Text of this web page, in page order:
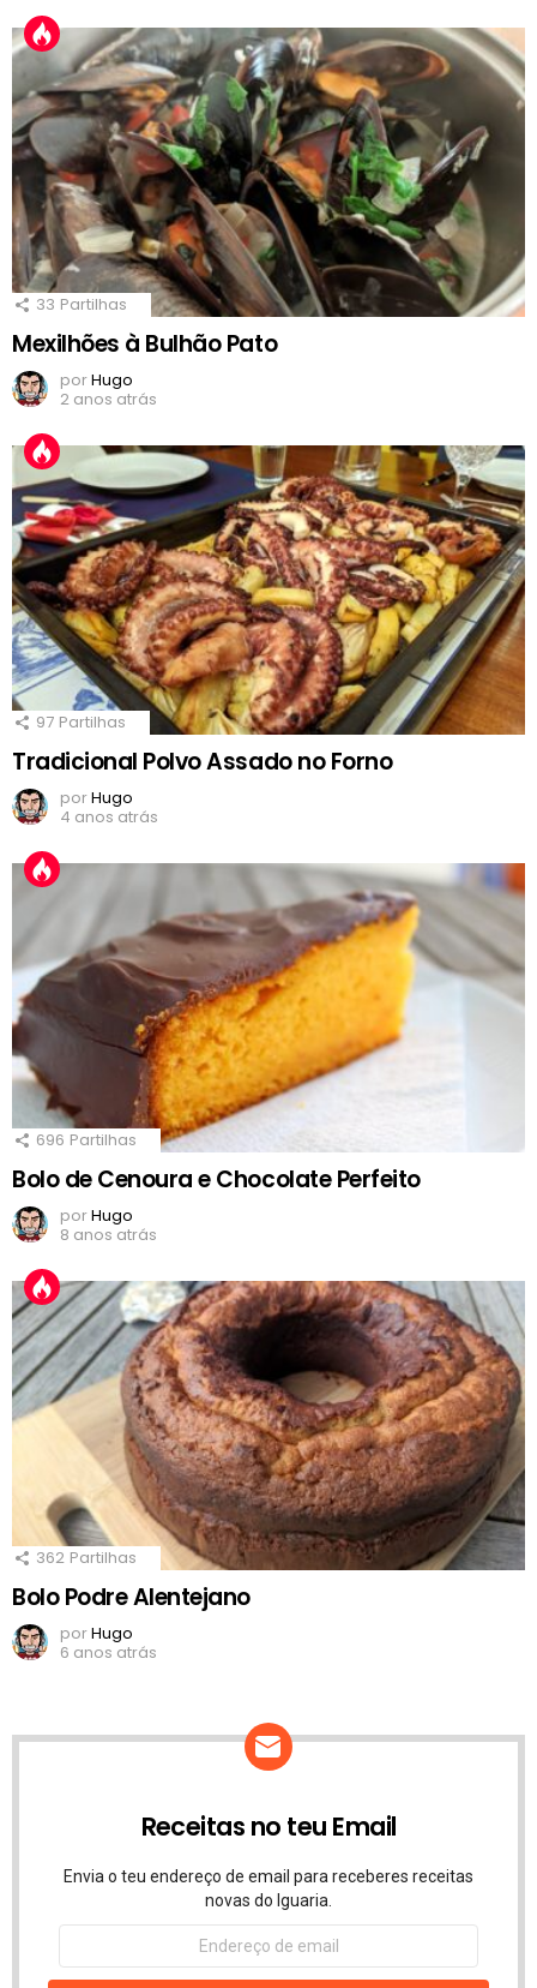
33 Partilhas
Mexilhões à Bulhão Pato
porHugo
2 anos atrás
97 Partilhas
Tradicional Polvo Assado no Forno
porHugo
4 anos atrás
696 Partilhas
Bolo de Cenoura e Chocolate Perfeito
porHugo
8 anos atrás
362 Partilhas
Bolo Podre Alentejano
porHugo
6 anos atrás
Receitas no teu Email
Envia o teu endereço de email para receberes receitas
novas do Iguaria.
Endereço
email